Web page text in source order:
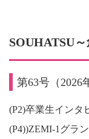
SOUHATSU～
第63号（2026
(P2)卒業生インタ
(P4))ZEMI-1グラ